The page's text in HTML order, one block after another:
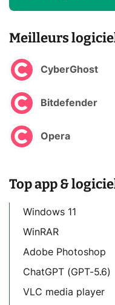
Meilleurs
CyberGhost
Bitdefender
Opera
Top app &
Windows 11
WinRAR
Adobe Photoshop
ChatGPT (GPT-5.6)
VLC media player